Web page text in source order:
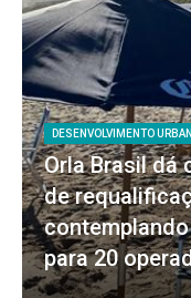
DESENVOLVIMENTO
Orla Brasil dá
de
para 20